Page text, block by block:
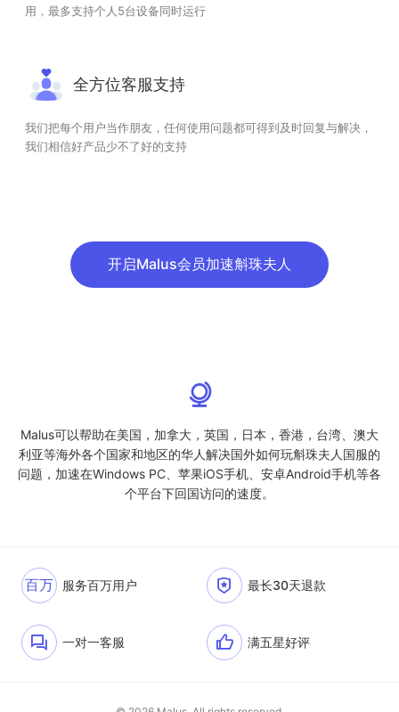
用，最多支持个人5台设备同时运行
全方位客服支持
我们把每个用户当作朋友，任何使用问题都可得到及时回复与解决，
我们相信好产品少不了好的支持
开启Malus会员加速斛珠夫人
Malus可以帮助在美国，加拿大，英国，日本，香港，台湾、澳大
利亚等海外各个国家和地区的华人解决国外如何玩斛珠夫人国服的
问题，加速在Windows PC、苹果iOS手机、安卓Android手机等各
个平台下回国访问的速度。
百万 服务百万用户 最长30天退款
一对一客服 满五星好评